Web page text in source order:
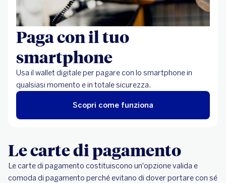
Paga con il tuo
smartphone
Usa il wallet digitale per pagare con lo smartphone in
qualsiasi momento e in totale sicurezza.
Scopri come funziona
Le carte di pagamento
Le carte di pagamento costituiscono un'opzione valida e
comoda di pagamento perché evitano di dover portare con sé